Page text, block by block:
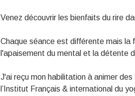
Venez découvrir les bienfaits du rire
Chaque séance est différente mais la
l'apaisement du mental et la détente
J'ai reçu mon habilitation à animer
l’Institut Français & international du